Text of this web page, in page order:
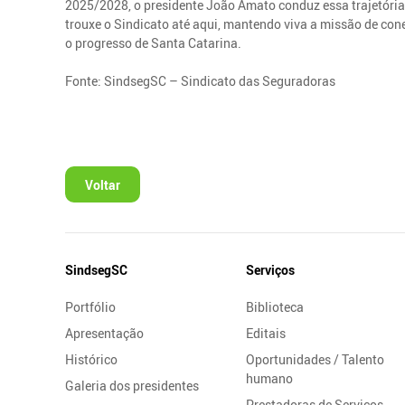
2025/2028, o presidente João Amato conduz essa
trouxe o Sindicato até aqui, mantendo viva a missão de
o progresso de Santa Catarina.
Fonte: SindsegSC – Sindicato das Seguradoras
Voltar
Mapa
Site
SindsegSC
Portfólio
Apresentação
Histórico
Galeria dos presidentes
Serviços
Biblioteca
Editais
Oportunidades / Talento
humano